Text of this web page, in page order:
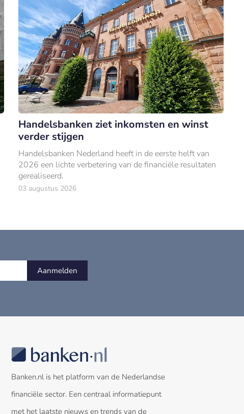
Handelsbanken ziet inkomsten en winst
verder stijgen
Handelsbanken Nederland heeft in de eerste helft van
2026 een lichte verbetering van de financiële resultaten
gerealiseerd.
03 augustus 2026
Aanmelden
Banken.nl is het platform van de Nederlandse
financiële sector. Een centraal informatiepunt
met het laatste nieuws en trends van de